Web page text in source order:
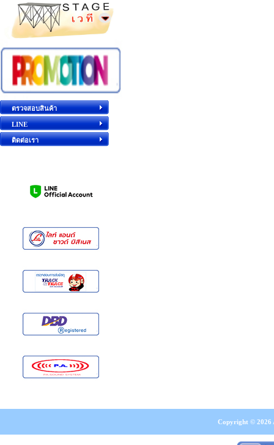
ตรวจสอบสินค้า
LINE
ติดต่อเรา
Copyright © 2026